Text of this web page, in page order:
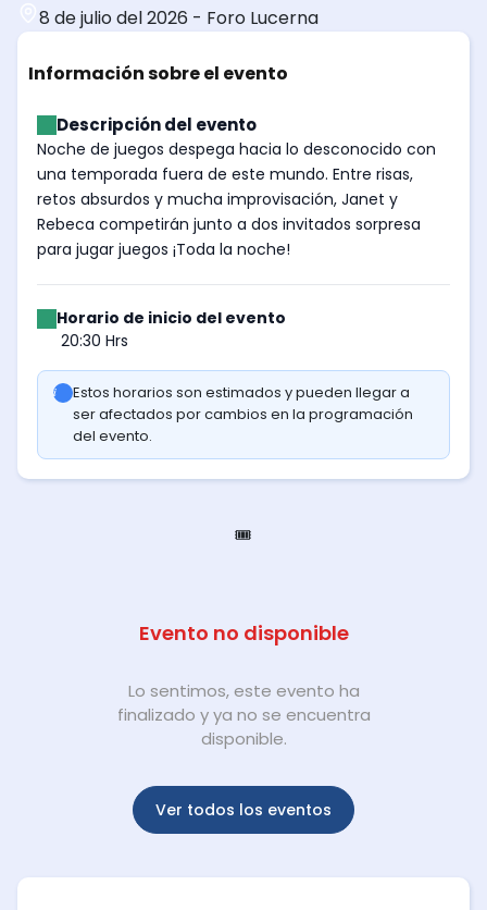
8 de julio del 2026 - Foro Lucerna
Información sobre el evento
Descripción del evento
Noche de juegos despega hacia lo desconocido con
una temporada fuera de este mundo. Entre risas,
retos absurdos y mucha improvisación, Janet y
Rebeca competirán junto a dos invitados sorpresa
para jugar juegos ¡Toda la noche!
Horario de inicio del evento
20:30 Hrs
Estos horarios son estimados y pueden llegar a
ser afectados por cambios en la programación
del evento.
🎟️
Evento no disponible
Lo sentimos, este evento ha
finalizado y ya no se encuentra
disponible.
Ver todos los eventos